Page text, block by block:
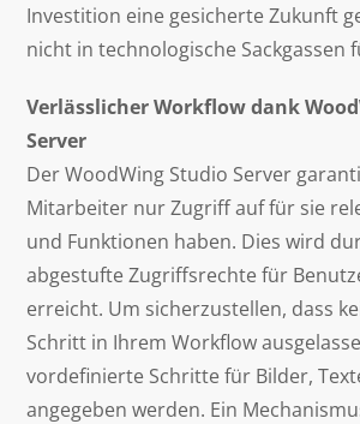
Investition eine gesicherte Zukunft
nicht in technologische Sackgassen
Verlässlicher Workflow dank
Server
Der WoodWing Studio Server
Mitarbeiter nur Zugriff auf für sie
und Funktionen haben. Dies wird
abgestufte Zugriffsrechte für
erreicht. Um sicherzustellen, dass
Schritt in Ihrem Workflow
vordefinierte Schritte für Bilder,
angegeben werden. Ein